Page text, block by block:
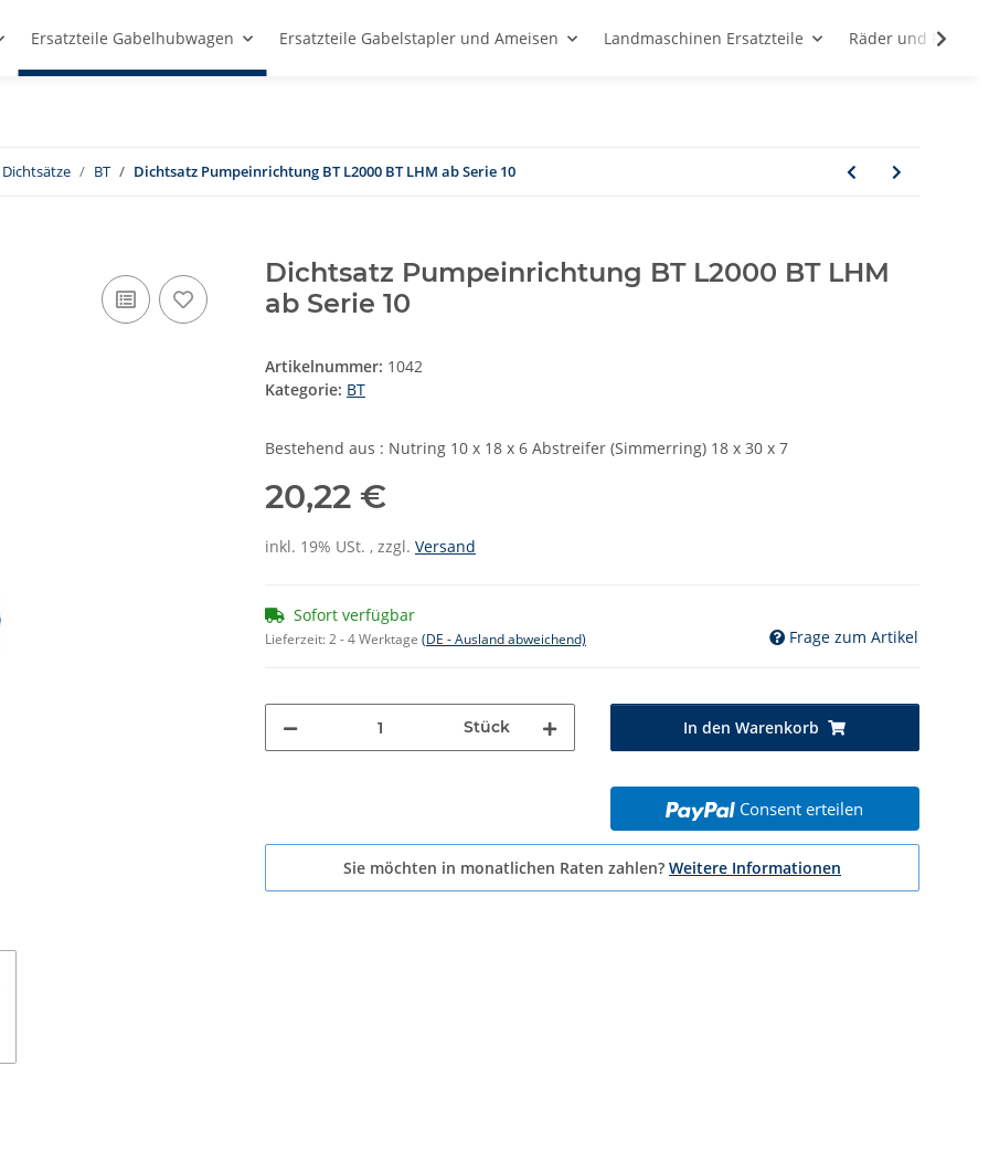
Ersatzteile Gabelhubwagen Ersatzteile Gabelstapler und Ameisen Landmaschinen Ersatzteile Räder und Rollen
Dichtsätze BT Dichtsatz Pumpeinrichtung BT L2000 BT LHM ab Serie 10
Dichtsatz Pumpeinrichtung BT L2000 BT LHM
ab Serie 10
Artikelnummer: 1042
Kategorie: BT
Bestehend aus : Nutring 10 x 18 x 6 Abstreifer (Simmerring) 18 x 30 x 7
20,22 €
inkl. 19% USt. , zzgl. Versand
Sofort verfügbar
Lieferzeit:2 - 4 Werktage (DE - Ausland abweichend) Frage zum Artikel
Stück In den Warenkorb
Consent erteilen
Sie möchten in monatlichen Raten zahlen? Weitere Informationen